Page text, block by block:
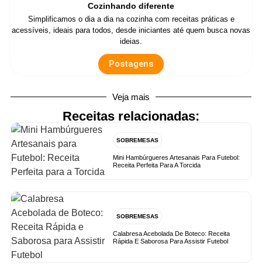
Cozinhando diferente
Simplificamos o dia a dia na cozinha com receitas práticas e
acessíveis, ideais para todos, desde iniciantes até quem busca novas
ideias.
Postagens
Veja mais
Receitas relacionadas:
SOBREMESAS
Mini Hambúrgueres Artesanais Para Futebol:
Receita Perfeita Para A Torcida
SOBREMESAS
Calabresa Acebolada De Boteco: Receita
Rápida E Saborosa Para Assistir Futebol